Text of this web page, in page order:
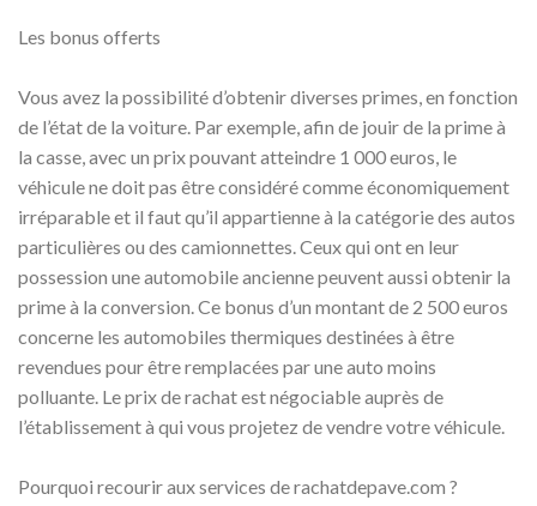
Les bonus offerts
Vous avez la possibilité d’obtenir diverses primes, en fonction
de l’état de la voiture. Par exemple, afin de jouir de la prime à
la casse, avec un prix pouvant atteindre 1 000 euros, le
véhicule ne doit pas être considéré comme économiquement
irréparable et il faut qu’il appartienne à la catégorie des autos
particulières ou des camionnettes. Ceux qui ont en leur
possession une automobile ancienne peuvent aussi obtenir la
prime à la conversion. Ce bonus d’un montant de 2 500 euros
concerne les automobiles thermiques destinées à être
revendues pour être remplacées par une auto moins
polluante. Le prix de rachat est négociable auprès de
l’établissement à qui vous projetez de vendre votre véhicule.
Pourquoi recourir aux services de rachatdepave.com ?